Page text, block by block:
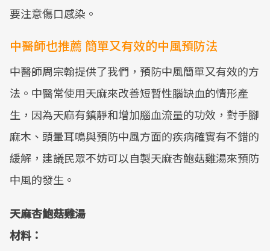
要注意傷口感染。
中醫師也推薦 簡單又有效的中風預防法
中醫師周宗翰提供了我們，預防中風簡單又有效的方
法。中醫常使用天麻來改善短暫性腦缺血的情形產
生，因為天麻有鎮靜和增加腦血流量的功效，對手腳
麻木、頭暈耳鳴與預防中風方面的疾病確實有不錯的
緩解，建議民眾不妨可以自製天麻杏鮑菇雞湯來預防
中風的發生。
天麻杏鮑菇雞湯
材料：